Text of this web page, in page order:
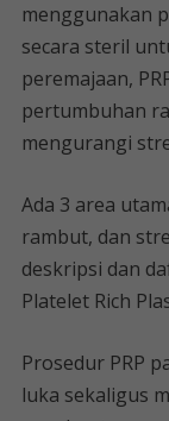
menggunakan
secara steril
peremajaan,
pertumbuhan
mengurangi
Ada 3 area
rambut, dan
deskripsi dan
Platelet Rich
Prosedur PRP
luka sekaligus